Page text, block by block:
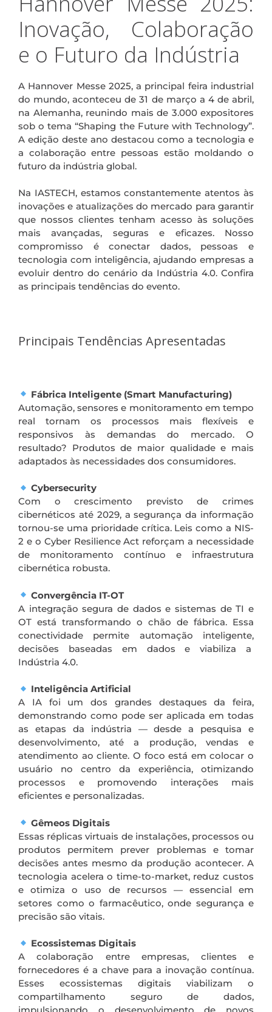
Inovação, Colaboração
e o Futuro da Indústria
A Hannover Messe 2025, a principal feira industrial
do mundo, aconteceu de 31 de março a 4 de abril,
na Alemanha, reunindo mais de 3.000 expositores
sob o tema “Shaping the Future with Technology”.
A edição deste ano destacou como a tecnologia e
a colaboração entre pessoas estão moldando o
futuro da indústria global.
Na IASTECH, estamos constantemente atentos às
inovações e atualizações do mercado para garantir
que nossos clientes tenham acesso às soluções
mais avançadas, seguras e eficazes. Nosso
compromisso é conectar dados, pessoas e
tecnologia com inteligência, ajudando empresas a
evoluir dentro do cenário da Indústria 4.0. Confira
as principais tendências do evento.
Principais Tendências Apresentadas
Fábrica Inteligente (Smart Manufacturing)
Automação, sensores e monitoramento em tempo
real tornam os processos mais flexíveis e
responsivos às demandas do mercado. O
resultado? Produtos de maior qualidade e mais
adaptados às necessidades dos consumidores.
Cybersecurity
Com o crescimento previsto de crimes
cibernéticos até 2029, a segurança da informação
tornou-se uma prioridade crítica. Leis como a NIS-
2 e o Cyber Resilience Act reforçam a necessidade
de monitoramento contínuo e infraestrutura
cibernética robusta.
Convergência IT-OT
A integração segura de dados e sistemas de TI e
OT está transformando o chão de fábrica. Essa
conectividade permite automação inteligente,
decisões baseadas em dados e viabiliza a
Indústria 4.0.
Inteligência Artificial
A IA foi um dos grandes destaques da feira,
demonstrando como pode ser aplicada em todas
as etapas da indústria — desde a pesquisa e
desenvolvimento, até a produção, vendas e
atendimento ao cliente. O foco está em colocar o
usuário no centro da experiência, otimizando
processos e promovendo interações mais
eficientes e personalizadas.
Gêmeos Digitais
Essas réplicas virtuais de instalações, processos ou
produtos permitem prever problemas e tomar
decisões antes mesmo da produção acontecer. A
tecnologia acelera o time-to-market, reduz custos
e otimiza o uso de recursos — essencial em
setores como o farmacêutico, onde segurança e
precisão são vitais.
Ecossistemas Digitais
A colaboração entre empresas, clientes e
fornecedores é a chave para a inovação contínua.
Esses ecossistemas digitais viabilizam o
compartilhamento seguro de dados,